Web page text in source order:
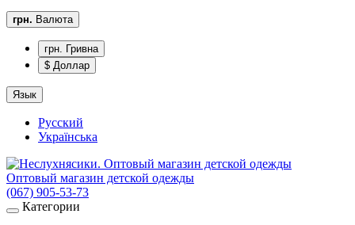
грн. Валюта
грн. Гривна
$ Доллар
Язык
Русский
Українська
Оптовый магазин детской одежды
(067) 905-53-73
Категории